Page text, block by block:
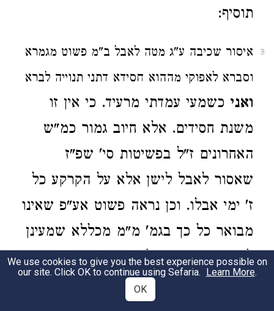
תוסיף:
3
איסור שכיבה ע"ג מטה לאבל ב"מ פשוט מגמרא
וסברא לאפוקי מההוא חסידא דתני תנוייה לברא
ואני כשמעי עמדתי מרעיד. כי אין זו
משנת חסידים. אלא חיוב גמור כמ"ש
האחרונים ז"ל בפשיטות סי' שפ"ז
שאסור לאבל לישן אלא על הקרקע כל
ז' ימי אבלו. וכן נראה פשוט אע"פ שאינו
מבואר כל כך בגמ' מ"מ מכללא שמעינן
לה. מדנאסר האבל בזקיפת המטה.
וארז"ל שלא מטתו לבד הוא כופה. אלא
We use cookies to give you the best experience possible on
our site. Click OK to continue using Sefaria. Learn More.
OK